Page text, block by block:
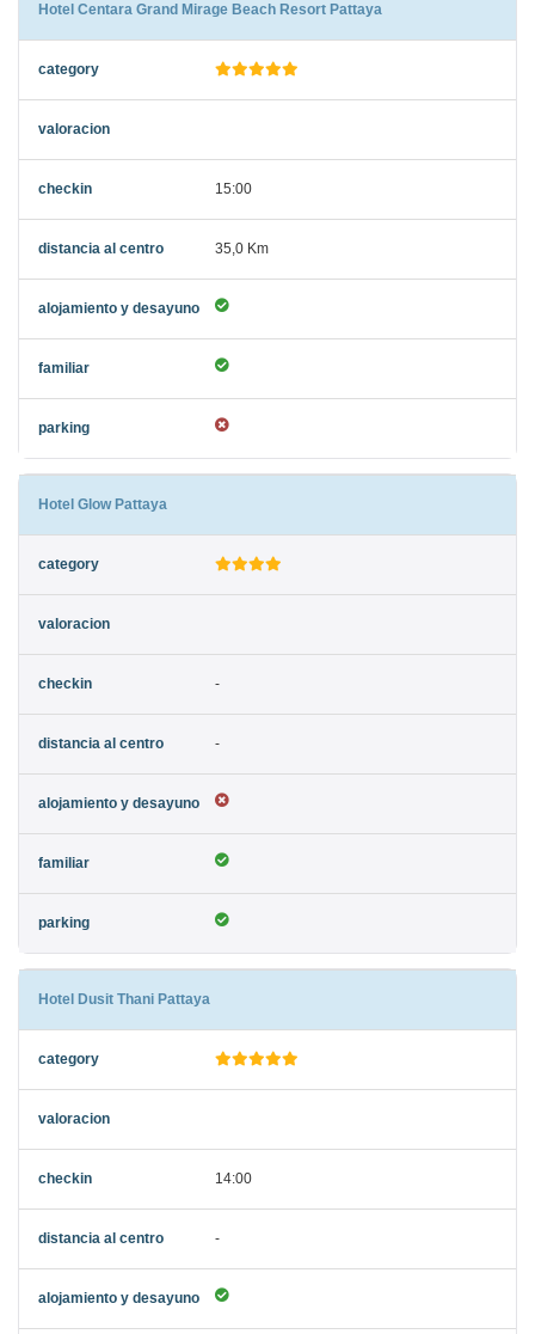
Hotel Centara Grand Mirage Beach Resort Pattaya
15:00
35,0 Km
Hotel Glow Pattaya
-
-
Hotel Dusit Thani Pattaya
14:00
-